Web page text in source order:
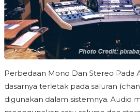
Perbedaan Mono Dan Stereo Pada
dasarnya terletak pada saluran
digunakan dalam sistemnya. Audio